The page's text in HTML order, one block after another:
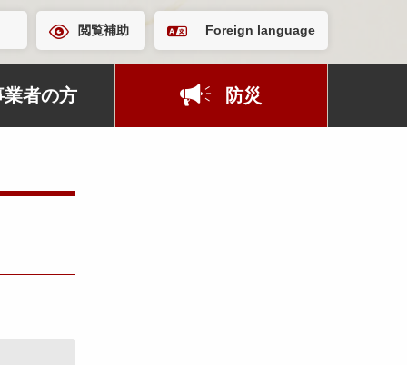
閲覧補助 Foreign language
業者の方 防災